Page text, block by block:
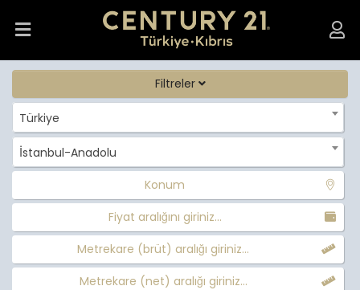
Filtreler
Türkiye
İstanbul-Anadolu
Konum
Fiyat aralığını giriniz...
Metrekare (brüt) aralığı giriniz...
Metrekare (net) aralığı giriniz...